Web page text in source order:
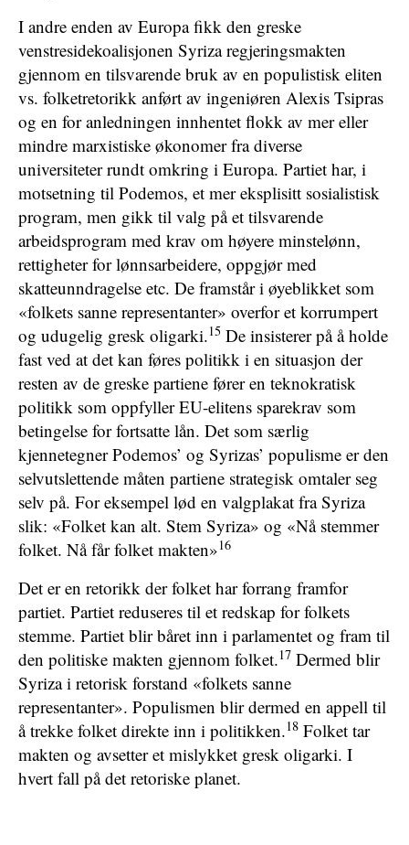
I andre enden av Europa fikk den greske
venstresidekoalisjonen Syriza regjeringsmakten
gjennom en tilsvarende bruk av en populistisk eliten
vs. folketretorikk anført av ingeniøren Alexis Tsipras
og en for anledningen innhentet flokk av mer eller
mindre marxistiske økonomer fra diverse
universiteter rundt omkring i Europa. Partiet har, i
motsetning til Podemos, et mer eksplisitt sosialistisk
program, men gikk til valg på et tilsvarende
arbeidsprogram med krav om høyere minstelønn,
rettigheter for lønnsarbeidere, oppgjør med
skatteunndragelse etc. De framstår i øyeblikket som
«folkets sanne representanter» overfor et korrumpert
og udugelig gresk oligarki.15 De insisterer på å holde
fast ved at det kan føres politikk i en situasjon der
resten av de greske partiene fører en teknokratisk
politikk som oppfyller EU-elitens sparekrav som
betingelse for fortsatte lån. Det som særlig
kjennetegner Podemos’ og Syrizas’ populisme er den
selvutslettende måten partiene strategisk omtaler seg
selv på. For eksempel lød en valgplakat fra Syriza
slik: «Folket kan alt. Stem Syriza» og «Nå stemmer
folket. Nå får folket makten»16
Det er en retorikk der folket har forrang framfor
partiet. Partiet reduseres til et redskap for folkets
stemme. Partiet blir båret inn i parlamentet og fram til
den politiske makten gjennom folket.17 Dermed blir
Syriza i retorisk forstand «folkets sanne
representanter». Populismen blir dermed en appell til
å trekke folket direkte inn i politikken.18 Folket tar
makten og avsetter et mislykket gresk oligarki. I
hvert fall på det retoriske planet.